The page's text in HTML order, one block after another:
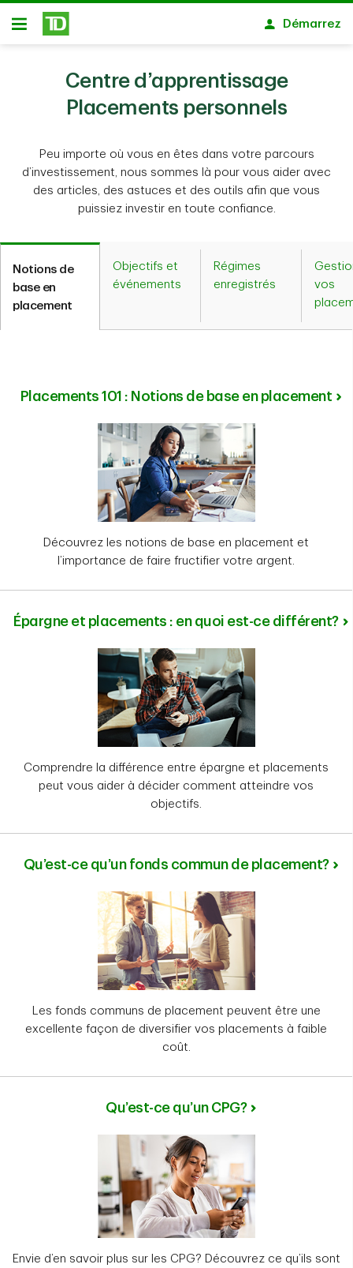
Passer au contenu principal
Ouvert
Démarrez
Centre d’apprentissage
Placements personnels
Peu importe où vous en êtes dans votre parcours
d’investissement, nous sommes là pour vous aider avec
des articles, des astuces et des outils afin que vous
puissiez investir en toute confiance.
Notions de
base en
placement
Objectifs et
événements
Régimes
enregistrés
vos
Placements 101 : Notions de base en placement
Découvrez les notions de base en placement et
l’importance de faire fructifier votre argent.
Épargne et placements : en quoi est-ce différent?
Comprendre la différence entre épargne et placements
peut vous aider à décider comment atteindre vos
objectifs.
Qu’est-ce qu’un fonds commun de placement?
Les fonds communs de placement peuvent être une
excellente façon de diversifier vos placements à faible
coût.
Qu’est-ce qu’un CPG?
Envie d’en savoir plus sur les CPG? Découvrez ce qu’ils sont